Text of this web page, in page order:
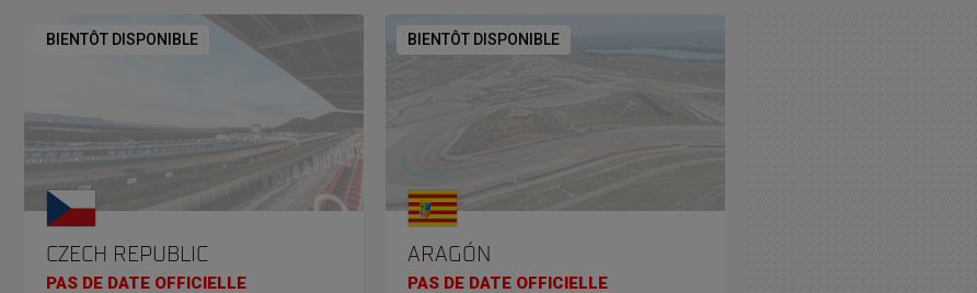
BIENTÔT DISPONIBLE
CZECH REPUBLIC
PAS DE DATE OFFICIELLE
BIENTÔT DISPONIBLE
ARAGÓN
PAS DE DATE OFFICIELLE